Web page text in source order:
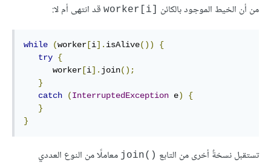
من أن الخيط الموجود بالكائن
worker[‎i] قد انتهى أم لا:
while (worker [i]. isAlive())
{
try {
      worker
[i]. join();
}
catch
(InterruptedException e)
{
}
}
تستقبل نسخةٌ أخرى من التابع join()‎ معاملًا من النوع العددي